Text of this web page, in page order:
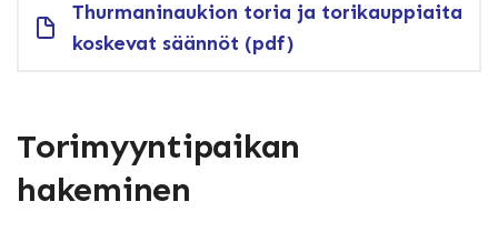
Thurmaninaukion toria ja torikauppiaita
koskevat säännöt (pdf)
Torimyyntipaikan
hakeminen